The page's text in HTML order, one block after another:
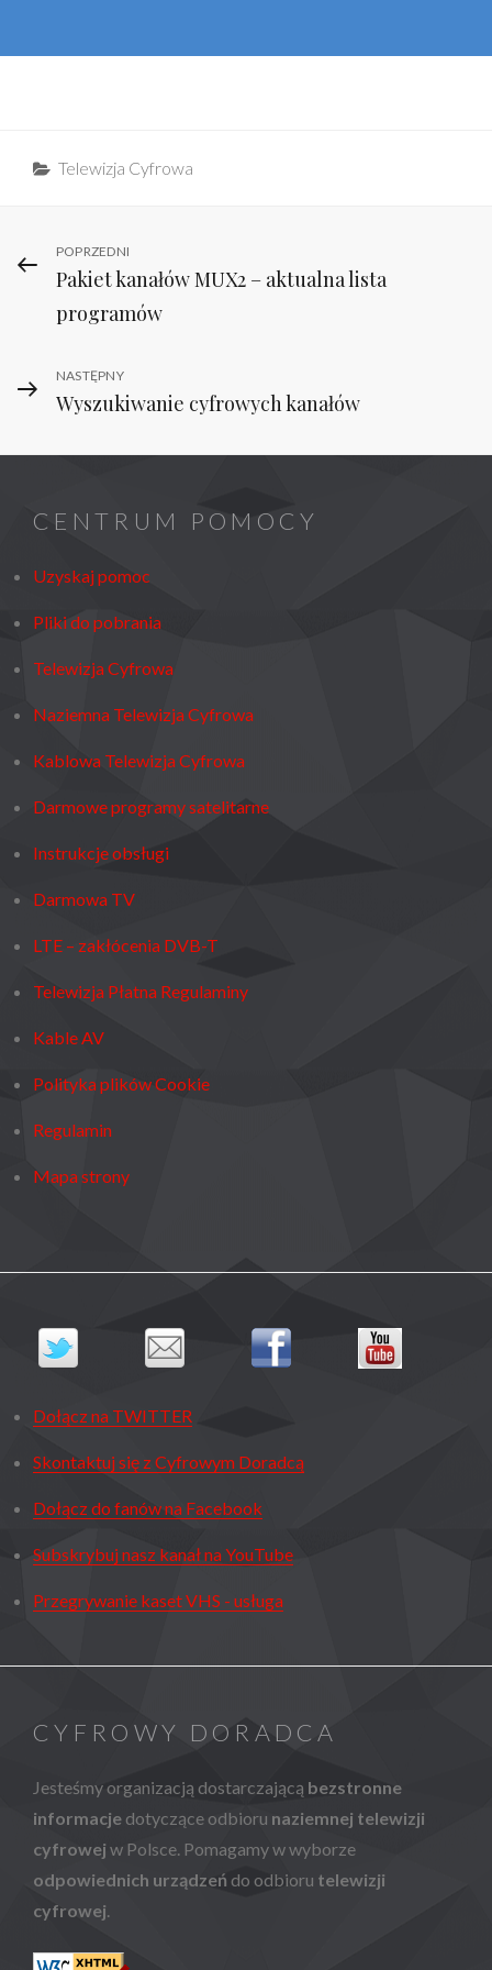
Categories
Telewizja Cyfrowa
Nawigacja
wpisu
Previous
Post
POPRZEDNI
Pakiet kanałów MUX2 – aktualna lista
programów
Next
Post
NASTĘPNY
Wyszukiwanie cyfrowych kanałów
CENTRUM POMOCY
Uzyskaj pomoc
Pliki do pobrania
Telewizja Cyfrowa
Naziemna Telewizja Cyfrowa
Kablowa Telewizja Cyfrowa
Darmowe programy satelitarne
Instrukcje obsługi
Darmowa TV
LTE – zakłócenia DVB-T
Telewizja Płatna Regulaminy
Kable AV
Polityka plików Cookie
Regulamin
Mapa strony
Dołącz na TWITTER
Skontaktuj się z Cyfrowym Doradcą
Dołącz do fanów na Facebook
Subskrybuj nasz kanał na YouTube
Przegrywanie kaset VHS - usługa
CYFROWY DORADCA
Jesteśmy organizacją dostarczającą bezstronne
informacje dotyczące odbioru naziemnej telewizji
cyfrowej w Polsce. Pomagamy w wyborze
odpowiednich urządzeń do odbioru telewizji
cyfrowej.